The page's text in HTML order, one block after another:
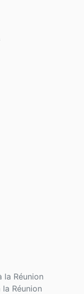
la Réunion
Réunion